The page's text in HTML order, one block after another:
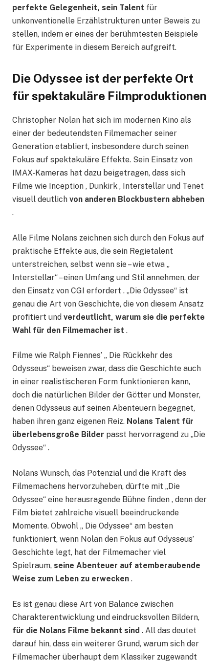
perfekte Gelegenheit, sein Talent für
unkonventionelle Erzählstrukturen unter Beweis zu
stellen, indem er eines der berühmtesten Beispiele
für Experimente in diesem Bereich aufgreift.
Die Odyssee ist der perfekte Ort
für spektakuläre Filmproduktionen
Christopher Nolan hat sich im modernen Kino als
einer der bedeutendsten Filmemacher seiner
Generation etabliert, insbesondere durch seinen
Fokus auf spektakuläre Effekte. Sein Einsatz von
IMAX-Kameras hat dazu beigetragen, dass sich
Filme wie Inception , Dunkirk , Interstellar und Tenet
visuell deutlich von anderen Blockbustern abheben
.
Alle Filme Nolans zeichnen sich durch den Fokus auf
praktische Effekte aus, die sein Regietalent
unterstreichen, selbst wenn sie – wie etwa „
Interstellar“ – einen Umfang und Stil annehmen, der
den Einsatz von CGI erfordert . „Die Odyssee“ ist
genau die Art von Geschichte, die von diesem Ansatz
profitiert und verdeutlicht, warum sie die perfekte
Wahl für den Filmemacher ist .
Filme wie Ralph Fiennes’ „ Die Rückkehr des
Odysseus“ beweisen zwar, dass die Geschichte auch
in einer realistischeren Form funktionieren kann,
doch die natürlichen Bilder der Götter und Monster,
denen Odysseus auf seinen Abenteuern begegnet,
haben ihren ganz eigenen Reiz. Nolans Talent für
überlebensgroße Bilder passt hervorragend zu „Die
Odyssee“ .
Nolans Wunsch, das Potenzial und die Kraft des
Filmemachens hervorzuheben, dürfte mit „Die
Odyssee“ eine herausragende Bühne finden , denn der
Film bietet zahlreiche visuell beeindruckende
Momente. Obwohl „ Die Odyssee“ am besten
funktioniert, wenn Nolan den Fokus auf Odysseus’
Geschichte legt, hat der Filmemacher viel
Spielraum, seine Abenteuer auf atemberaubende
Weise zum Leben zu erwecken .
Es ist genau diese Art von Balance zwischen
Charakterentwicklung und eindrucksvollen Bildern,
für die Nolans Filme bekannt sind . All das deutet
darauf hin, dass ein weiterer Grund, warum sich der
Filmemacher überhaupt dem Klassiker zugewandt